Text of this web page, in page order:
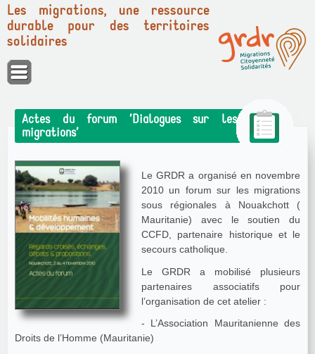
Panneau de gestion des cookies
Les migrations, une ressource
durable pour des territoires
solidaires
Actes du forum ’Dialogues sur les
migrations’
Le GRDR a organisé en novembre
2010 un forum sur les migrations
sous régionales à Nouakchott (
Mauritanie) avec le soutien du
CCFD, partenaire historique et le
secours catholique.
Le GRDR a mobilisé plusieurs
partenaires associatifs pour
l’organisation de cet atelier :
- L’Association Mauritanienne des
Droits de l’Homme (Mauritanie)